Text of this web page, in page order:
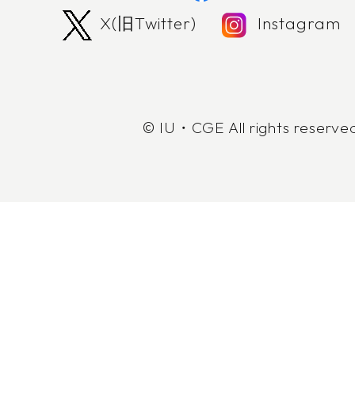
X(旧Twitter)
Instagram
© IU・CGE All rights